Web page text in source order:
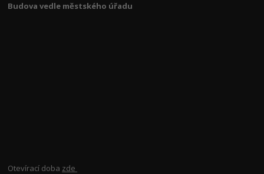
Budova vedle městského úřadu
Otevírací doba zde